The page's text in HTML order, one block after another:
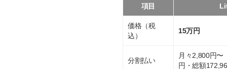
項目
価格（税
込）
15万円
分割払い
月々2,800円〜
円・総額